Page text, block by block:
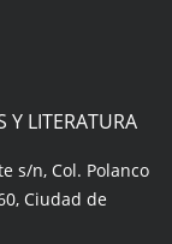
Y LITERATURA
s/n, Col. Polanco
Ciudad de